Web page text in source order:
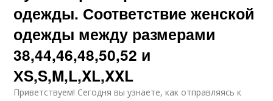
одежды. Соответствие женской
одежды между размерами
38,44,46,48,50,52 и
ХS,S,M,L,XL,XXL
Приветствуем! Сегодня вы узнаете, как отправляясь к